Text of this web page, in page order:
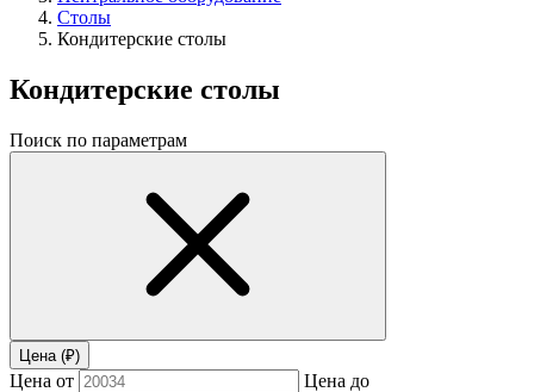
Столы
Кондитерские столы
Кондитерские столы
Поиск по параметрам
Цена (₽)
Цена от Цена до